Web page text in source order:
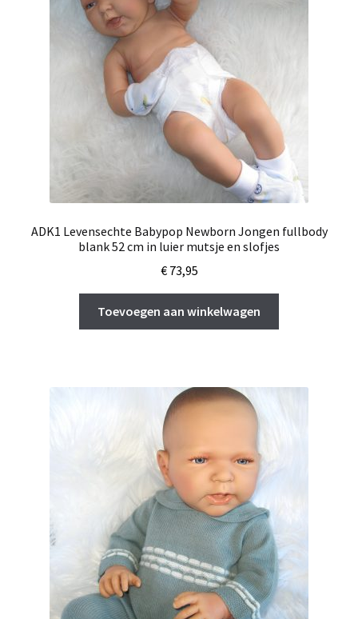
ADK1 Levensechte Babypop Newborn Jongen fullbody
blank 52 cm in luier mutsje en slofjes
€73,95
Toevoegen aan winkelwagen